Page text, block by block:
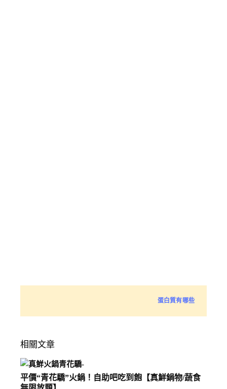
蛋白質有哪些
相關文章
平價“青花驕”火鍋！自助吧吃到飽【真鮮鍋物/蔬食